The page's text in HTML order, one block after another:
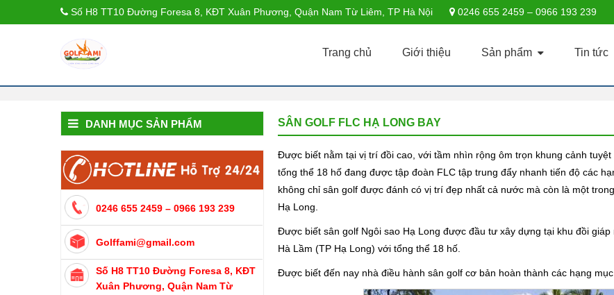
Số H8 TT10 Đường Foresa 8, KĐT Xuân Phương, Quận Nam Từ Liêm, TP Hà Nội 0246 655 2459 – 0966 193 239
Trang chủ Giới thiệu Sản phẩm Tin tức
SÂN GOLF FLC HẠ LONG BAY
Được biết nằm tại vị trí đồi cao, với tầm nhìn rộng ôm trọn khung cảnh tuyệt
tống thể 18 hố đang được tập đoàn FLC tập trung đẩy nhanh tiến độ các
không chỉ sân golf được đánh có vị trí đẹp nhất cả nước mà còn là một
Hạ Long.
Được biết sân golf Ngôi sao Hạ Long được đầu tư xây dựng tại khu đồi
Hà Lầm (TP Hạ Long) với tổng thể 18 hố.
Được biết đến nay nhà điều hành sân golf cơ bản hoàn thành các hạng
DANH MỤC SẢN PHẨM
0246 655 2459 – 0966 193 239
Golffami@gmail.com
Số H8 TT10 Đường Foresa 8, KĐT
Xuân Phương, Quận Nam Từ